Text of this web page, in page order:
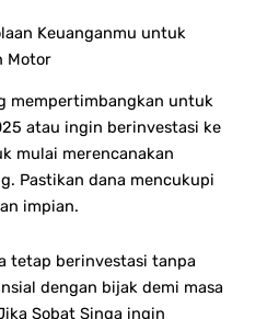
Keuanganmu untuk
Motor
mempertimbangkan untuk
atau ingin berinvestasi ke
mulai merencanakan
Pastikan dana mencukupi
impian.
tetap berinvestasi tanpa
dengan bijak demi masa
Sobat Singa ingin